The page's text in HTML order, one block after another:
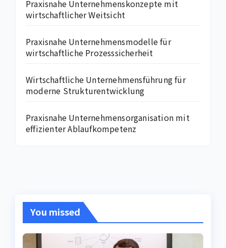
Praxisnahe Unternehmenskonzepte mit
wirtschaftlicher Weitsicht
Praxisnahe Unternehmensmodelle für
wirtschaftliche Prozesssicherheit
Wirtschaftliche Unternehmensführung für
moderne Strukturentwicklung
Praxisnahe Unternehmensorganisation mit
effizienter Ablaufkompetenz
You missed